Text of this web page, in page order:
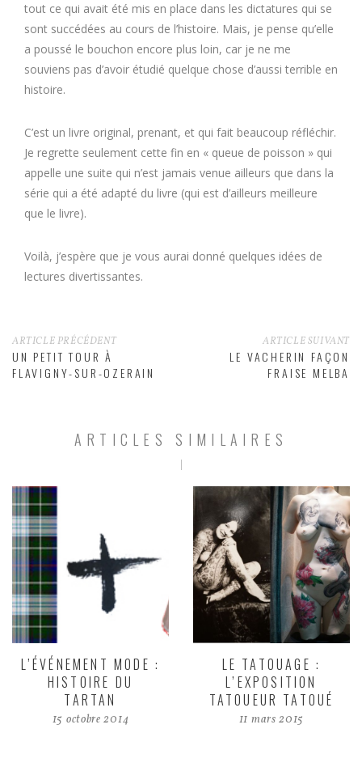
tout ce qui avait été mis en place dans les dictatures qui se
sont succédées au cours de l’histoire. Mais, je pense qu’elle
a poussé le bouchon encore plus loin, car je ne me
souviens pas d’avoir étudié quelque chose d’aussi terrible en
histoire.
C’est un livre original, prenant, et qui fait beaucoup réfléchir.
Je regrette seulement cette fin en « queue de poisson » qui
appelle une suite qui n’est jamais venue ailleurs que dans la
série qui a été adapté du livre (qui est d’ailleurs meilleure
que le livre).
Voilà, j’espère que je vous aurai donné quelques idées de
lectures divertissantes.
ARTICLE PRÉCÉDENT
UN PETIT TOUR À
FLAVIGNY-SUR-OZERAIN
ARTICLE SUIVANT
LE VACHERIN FAÇON
FRAISE MELBA
ARTICLES SIMILAIRES
L’ÉVÉNEMENT MODE :
HISTOIRE DU
TARTAN
15 octobre 2014
LE TATOUAGE :
L’EXPOSITION
TATOUEUR TATOUÉ
11 mars 2015